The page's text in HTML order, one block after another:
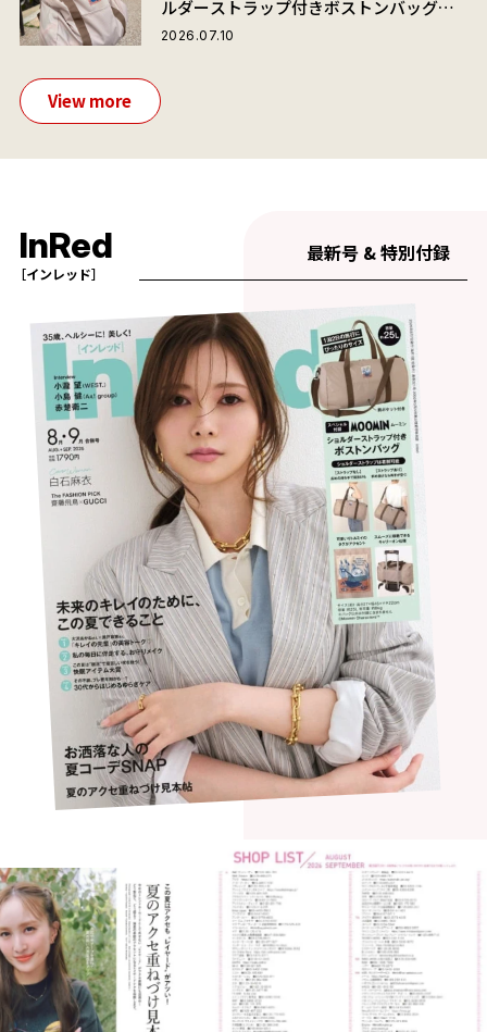
ルダーストラップ付きボストンバッグ」
が夏旅におすすめな理由
2026.07.10
View more
InRed
［インレッド］
最新号 & 特別付録